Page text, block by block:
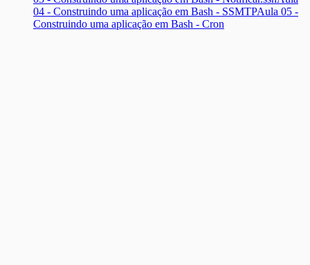
04 - Construindo uma aplicação em Bash - SSMTPAula 05 -
Construindo uma aplicação em Bash - Cron